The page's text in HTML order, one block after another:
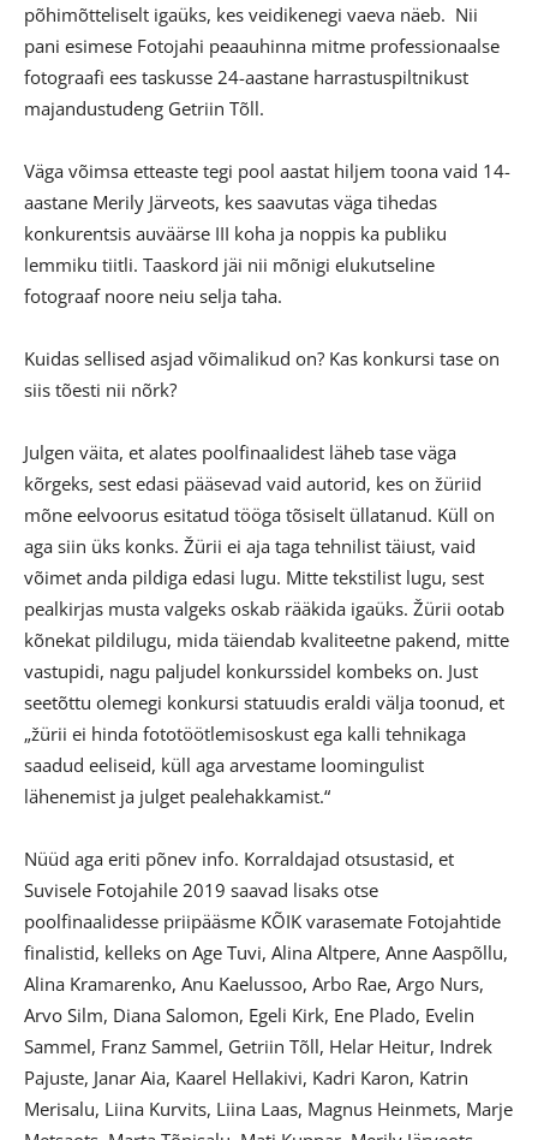
põhimõtteliselt igaüks, kes veidikenegi vaeva näeb. Nii
pani esimese Fotojahi peaauhinna mitme professionaalse
fotograafi ees taskusse 24-aastane harrastuspiltnikust
majandustudeng Getriin Tõll.
Väga võimsa etteaste tegi pool aastat hiljem toona vaid 14-
aastane Merily Järveots, kes saavutas väga tihedas
konkurentsis auväärse III koha ja noppis ka publiku
lemmiku tiitli. Taaskord jäi nii mõnigi elukutseline
fotograaf noore neiu selja taha.
Kuidas sellised asjad võimalikud on? Kas konkursi tase on
siis tõesti nii nõrk?
Julgen väita, et alates poolfinaalidest läheb tase väga
kõrgeks, sest edasi pääsevad vaid autorid, kes on žüriid
mõne eelvoorus esitatud tööga tõsiselt üllatanud. Küll on
aga siin üks konks. Žürii ei aja taga tehnilist täiust, vaid
võimet anda pildiga edasi lugu. Mitte tekstilist lugu, sest
pealkirjas musta valgeks oskab rääkida igaüks. Žürii ootab
kõnekat pildilugu, mida täiendab kvaliteetne pakend, mitte
vastupidi, nagu paljudel konkurssidel kombeks on. Just
seetõttu olemegi konkursi statuudis eraldi välja toonud, et
„žürii ei hinda fototöötlemisoskust ega kalli tehnikaga
saadud eeliseid, küll aga arvestame loomingulist
lähenemist ja julget pealehakkamist.“
Nüüd aga eriti põnev info. Korraldajad otsustasid, et
Suvisele Fotojahile 2019 saavad lisaks otse
poolfinaalidesse priipääsme KÕIK varasemate Fotojahtide
finalistid, kelleks on Age Tuvi, Alina Altpere, Anne Aaspõllu,
Alina Kramarenko, Anu Kaelussoo, Arbo Rae, Argo Nurs,
Arvo Silm, Diana Salomon, Egeli Kirk, Ene Plado, Evelin
Sammel, Franz Sammel, Getriin Tõll, Helar Heitur, Indrek
Pajuste, Janar Aia, Kaarel Hellakivi, Kadri Karon, Katrin
Merisalu, Liina Kurvits, Liina Laas, Magnus Heinmets, Marje